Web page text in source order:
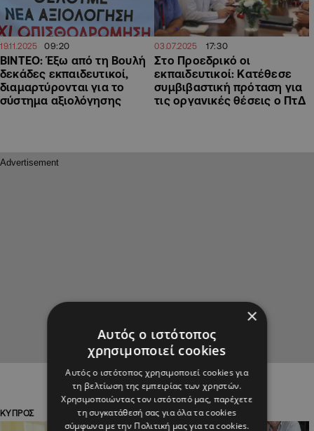
19.11.2025 09:20
ΒΙΝΤΕΟ: Έξω από τη Βουλή
δεκάδες εκπαιδευτικοί,
διαμαρτύρονται για το
σύστημα αξιολόγησης
03.07.2025 17:30
Στο Προεδρικό οι
εκπαιδευτικοί: Κατέθεσε
συμβιβαστική πρόταση για
τις οργανικές θέσεις ο ΠτΔ
ΚΥΠΡΟΣ ΚΥΠΡΟΣ
×
Αυτός ο ιστότοπος
χρησιμοποιεί cookies
Αυτός ο ιστότοπος χρησιμοποιεί cookies για
τη βελτίωση της εμπειρίας των χρηστών.
Χρησιμοποιώντας τον ιστότοπό μας, παρέχετε
τη συγκατάθεσή σας για όλα τα cookies
σύμφωνα με την Πολιτική μας για τα cookies.